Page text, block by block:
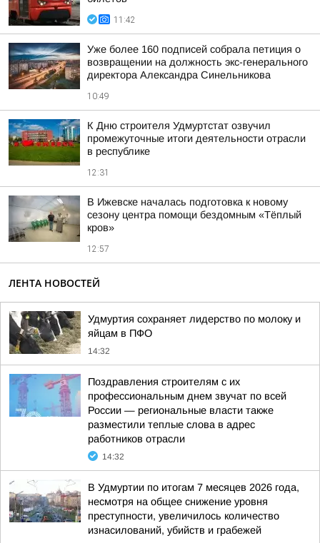
11:42
Уже более 160 подписей собрала петиция о
возвращении на должность экс-генерального
директора Александра Синельникова
10:49
К Дню строителя Удмуртстат озвучил
промежуточные итоги деятельности отрасли
в республике
12:31
В Ижевске началась подготовка к новому
сезону центра помощи бездомным «Тёплый
кров»
12:57
ЛЕНТА НОВОСТЕЙ
Удмуртия сохраняет лидерство по молоку и
яйцам в ПФО
14:32
Поздравления строителям с их
профессиональным днем звучат по всей
России — региональные власти также
разместили теплые слова в адрес
работников отрасли
14:32
В Удмуртии по итогам 7 месяцев 2026 года,
несмотря на общее снижение уровня
преступности, увеличилось количество
изнасилований, убийств и грабежей